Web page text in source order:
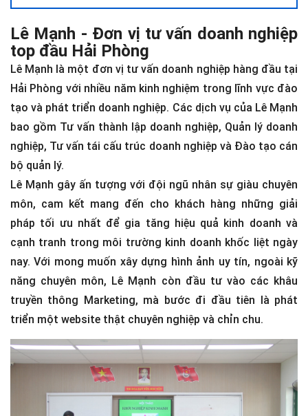
Lê Mạnh - Đơn vị tư vấn doanh nghiệp
top đầu Hải Phòng
Lê Mạnh là một đơn vị tư vấn doanh nghiệp hàng đầu tại
Hải Phòng với nhiều năm kinh nghiệm trong lĩnh vực đào
tạo và phát triển doanh nghiệp. Các dịch vụ của Lê Mạnh
bao gồm Tư vấn thành lập doanh nghiệp, Quản lý doanh
nghiệp, Tư vấn tái cấu trúc doanh nghiệp và Đào tạo cán
bộ quản lý.
Lê Mạnh gây ấn tượng với đội ngũ nhân sự giàu chuyên
môn, cam kết mang đến cho khách hàng những giải
pháp tối ưu nhất để gia tăng hiệu quả kinh doanh và
cạnh tranh trong môi trường kinh doanh khốc liệt ngày
nay. Với mong muốn xây dựng hình ảnh uy tín, ngoài kỹ
năng chuyên môn, Lê Mạnh còn đầu tư vào các khâu
truyền thông Marketing, mà bước đi đầu tiên là phát
triển một website thật chuyên nghiệp và chỉn chu.